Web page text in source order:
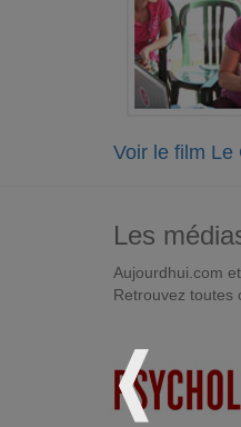
Voir le film Le
Les
Aujourdhui.com
Retrouvez toutes